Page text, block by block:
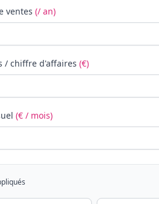
ventes (/ an)
/ chiffre d'affaires (€)
(€ / mois)